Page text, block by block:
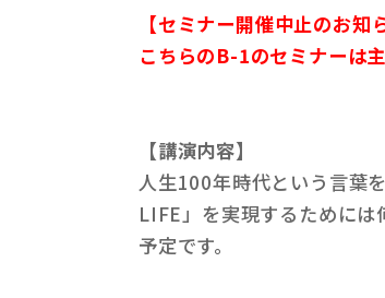
【セミナー開催中止のお知
こちらのB-1のセミナーは
【講演内容】
人生100年時代という言葉
LIFE」を実現するために
予定です。